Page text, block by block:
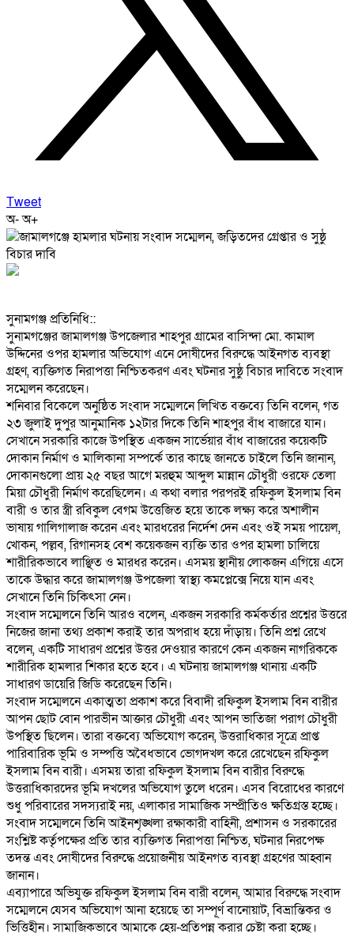
Tweet
অ-অ+
‎সুনামগঞ্জ প্রতিনিধি::
‎সুনামগঞ্জের জামালগঞ্জ উপজেলার শাহপুর গ্রামের বাসিন্দা মো. কামাল
উদ্দিনের ওপর হামলার অভিযোগ এনে দোষীদের বিরুদ্ধে আইনগত ব্যবস্থা
গ্রহণ, ব্যক্তিগত নিরাপত্তা নিশ্চিতকরণ এবং ঘটনার সুষ্ঠু বিচার দাবিতে সংবাদ
সম্মেলন করেছেন।
‎শনিবার বিকেলে অনুষ্ঠিত সংবাদ সম্মেলনে লিখিত বক্তব্যে তিনি বলেন, গত
২৩ জুলাই দুপুর আনুমানিক ১২টার দিকে তিনি শাহপুর বাঁধ বাজারে যান।
সেখানে সরকারি কাজে উপস্থিত একজন সার্ভেয়ার বাঁধ বাজারের কয়েকটি
দোকান নির্মাণ ও মালিকানা সম্পর্কে তার কাছে জানতে চাইলে তিনি জানান,
দোকানগুলো প্রায় ২৫ বছর আগে মরহুম আব্দুল মান্নান চৌধুরী ওরফে তেলা
মিয়া চৌধুরী নির্মাণ করেছিলেন। এ কথা বলার পরপরই রফিকুল ইসলাম বিন
বারী ও তার স্ত্রী রবিকুল বেগম উত্তেজিত হয়ে তাকে লক্ষ্য করে অশালীন
ভাষায় গালিগালাজ করেন এবং মারধরের নির্দেশ দেন এবং ওই সময় পায়েল,
খোকন, পল্লব, রিগানসহ বেশ কয়েকজন ব্যক্তি তার ওপর হামলা চালিয়ে
শারীরিকভাবে লাঞ্ছিত ও মারধর করেন। এসময় স্থানীয় লোকজন এগিয়ে এসে
তাকে উদ্ধার করে জামালগঞ্জ উপজেলা স্বাস্থ্য কমপ্লেক্সে নিয়ে যান এবং
সেখানে তিনি চিকিৎসা নেন।
‎সংবাদ সম্মেলনে তিনি আরও বলেন, একজন সরকারি কর্মকর্তার প্রশ্নের উত্তরে
নিজের জানা তথ্য প্রকাশ করাই তার অপরাধ হয়ে দাঁড়ায়। তিনি প্রশ্ন রেখে
বলেন, একটি সাধারণ প্রশ্নের উত্তর দেওয়ার কারণে কেন একজন নাগরিককে
শারীরিক হামলার শিকার হতে হবে। এ ঘটনায় জামালগঞ্জ থানায় একটি
সাধারণ ডায়েরি জিডি করেছেন তিনি।
‎সংবাদ সম্মেলনে একাত্মতা প্রকাশ করে বিবাদী রফিকুল ইসলাম বিন বারীর
আপন ছোট বোন পারভীন আক্তার চৌধুরী এবং আপন ভাতিজা পরাগ চৌধুরী
উপস্থিত ছিলেন। তারা বক্তব্যে অভিযোগ করেন, উত্তরাধিকার সূত্রে প্রাপ্ত
পারিবারিক ভূমি ও সম্পত্তি অবৈধভাবে ভোগদখল করে রেখেছেন রফিকুল
ইসলাম বিন বারী। এসময় তারা রফিকুল ইসলাম বিন বারীর বিরুদ্ধে
উত্তরাধিকারদের ভূমি দখলের অভিযোগ তুলে ধরেন। এসব বিরোধের কারণে
শুধু পরিবারের সদস্যরাই নয়, এলাকার সামাজিক সম্প্রীতিও ক্ষতিগ্রস্ত হচ্ছে।
‎সংবাদ সম্মেলনে তিনি আইনশৃঙ্খলা রক্ষাকারী বাহিনী, প্রশাসন ও সরকারের
সংশ্লিষ্ট কর্তৃপক্ষের প্রতি তার ব্যক্তিগত নিরাপত্তা নিশ্চিত, ঘটনার নিরপেক্ষ
তদন্ত এবং দোষীদের বিরুদ্ধে প্রয়োজনীয় আইনগত ব্যবস্থা গ্রহণের আহ্বান
জানান।
‎এব্যাপারে অভিযুক্ত রফিকুল ইসলাম বিন বারী বলেন, আমার বিরুদ্ধে সংবাদ
সম্মেলনে যেসব অভিযোগ আনা হয়েছে তা সম্পূর্ণ বানোয়াট, বিভ্রান্তিকর ও
ভিত্তিহীন। সামাজিকভাবে আমাকে হেয়-প্রতিপন্ন করার চেষ্টা করা হচ্ছে।